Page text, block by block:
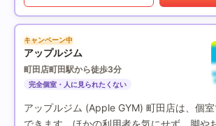
キャンペーン中
アップルジム
町田店町田駅から徒歩3分
完全個室・人に見られたくない
アップルジム (Apple GYM) 町田店は、個